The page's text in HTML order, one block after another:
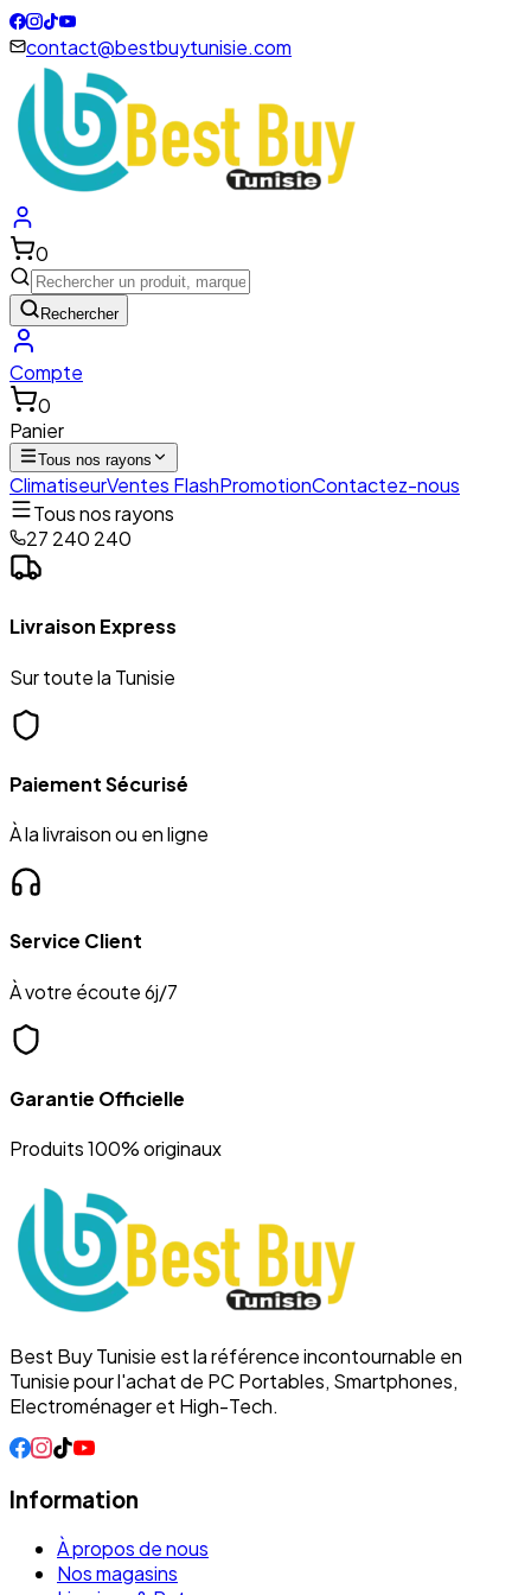
contact@bestbuytunisie.com
0
Rechercher
Compte
0
Panier
Tous nos rayons
ClimatiseurVentes FlashPromotionContactez-nous
Tous nos rayons
27 240 240
Livraison Express
Sur toute la Tunisie
Paiement Sécurisé
À la livraison ou en ligne
Service Client
À votre écoute 6j/7
Garantie Officielle
Produits 100% originaux
Best Buy Tunisie est la référence incontournable en
Tunisie pour l'achat de PC Portables, Smartphones,
Electroménager et High-Tech.
Information
À propos de nous
Nos magasins